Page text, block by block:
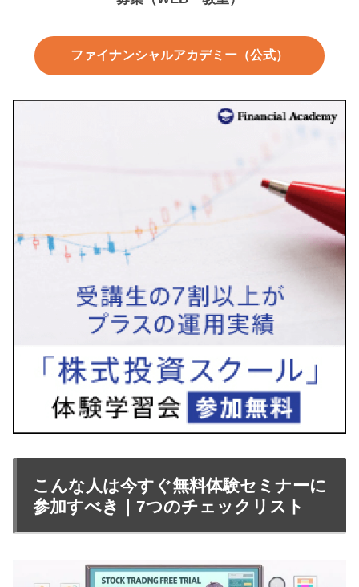
ファイナンシャルアカデミー（公式）
こんな人は今すぐ無料体験セミナーに
参加すべき｜7つのチェックリスト